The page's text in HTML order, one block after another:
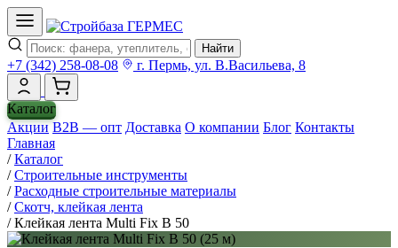
Найти
+7 (342) 258-08-08 г. Пермь, ул. В.Васильева, 8
Каталог
Акции B2B — опт Доставка О компании Блог Контакты
Главная
/ Каталог
/ Строительные инструменты
/ Расходные строительные материалы
/ Скотч, клейкая лента
/ Клейкая лента Multi Fix B 50